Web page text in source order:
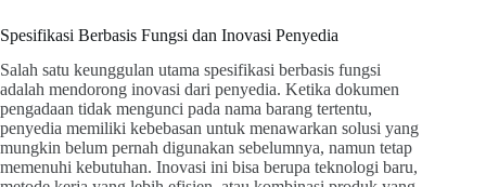
Spesifikasi Berbasis Fungsi dan Inovasi Penyedia
Salah satu keunggulan utama spesifikasi berbasis fungsi
adalah mendorong inovasi dari penyedia. Ketika dokumen
pengadaan tidak mengunci pada nama barang tertentu,
penyedia memiliki kebebasan untuk menawarkan solusi yang
mungkin belum pernah digunakan sebelumnya, namun tetap
memenuhi kebutuhan. Inovasi ini bisa berupa teknologi baru,